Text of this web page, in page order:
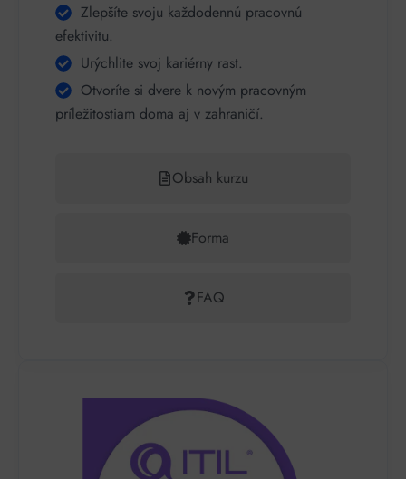
Obsah kurzu
Forma
FAQ
Zlepšíte svoju každodennú pracovnú
efektivitu.
Urýchlite svoj kariérny rast.
Otvoríte si dvere k novým pracovným
príležitostiam doma aj v zahraničí.